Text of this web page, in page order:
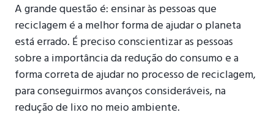
A grande questão é: ensinar às pessoas que
reciclagem é a melhor forma de ajudar o planeta
está errado. É preciso conscientizar as pessoas
sobre a importância da redução do consumo e a
forma correta de ajudar no processo de reciclagem,
para conseguirmos avanços consideráveis, na
redução de lixo no meio ambiente.